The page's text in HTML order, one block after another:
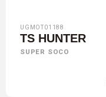
UGMOT01188
TS HUNTER
SUPER SOCO